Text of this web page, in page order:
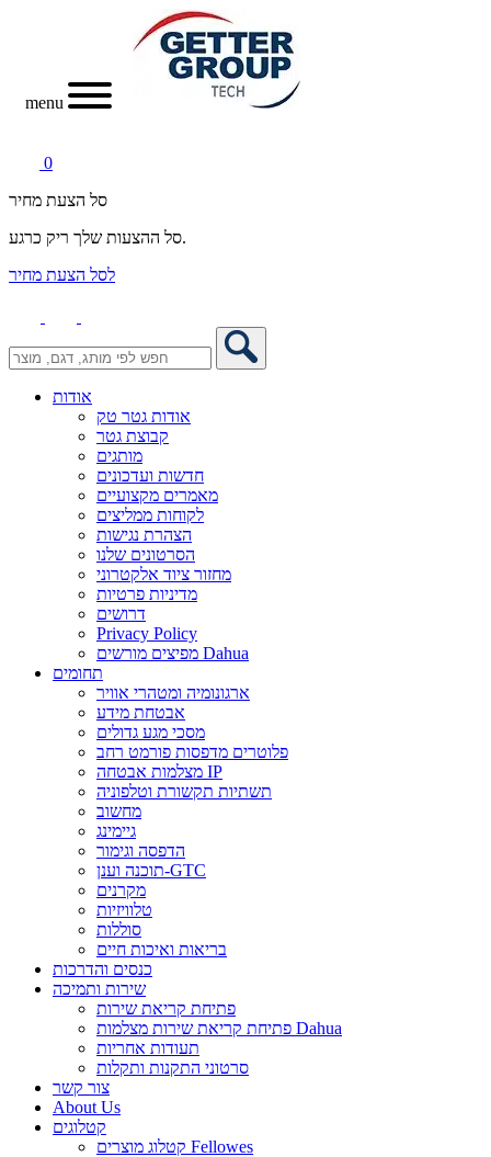
menu
0
סל הצעת מחיר
סל ההצעות שלך ריק כרגע.
לסל הצעת מחיר
אודות
אודות גטר טק
קבוצת גטר
מותגים
חדשות ועדכונים
מאמרים מקצועיים
לקוחות ממליצים
הצהרת נגישות
הסרטונים שלנו
מחזור ציוד אלקטרוני
מדיניות פרטיות
דרושים
Privacy Policy
מפיצים מורשים Dahua
תחומים
ארגונומיה ומטהרי אוויר
אבטחת מידע
מסכי מגע גדולים
פלוטרים מדפסות פורמט רחב
מצלמות אבטחה IP
תשתיות תקשורת וטלפוניה
מחשוב
גיימינג
הדפסה וגימור
תוכנה וענן-GTC
מקרנים
טלוויזיות
סוללות
בריאות ואיכות חיים
כנסים והדרכות
שירות ותמיכה
פתיחת קריאת שירות
פתיחת קריאת שירות מצלמות Dahua
תעודות אחריות
סרטוני התקנות ותקלות
צור קשר
About Us
קטלוגים
קטלוג מוצרים Fellowes